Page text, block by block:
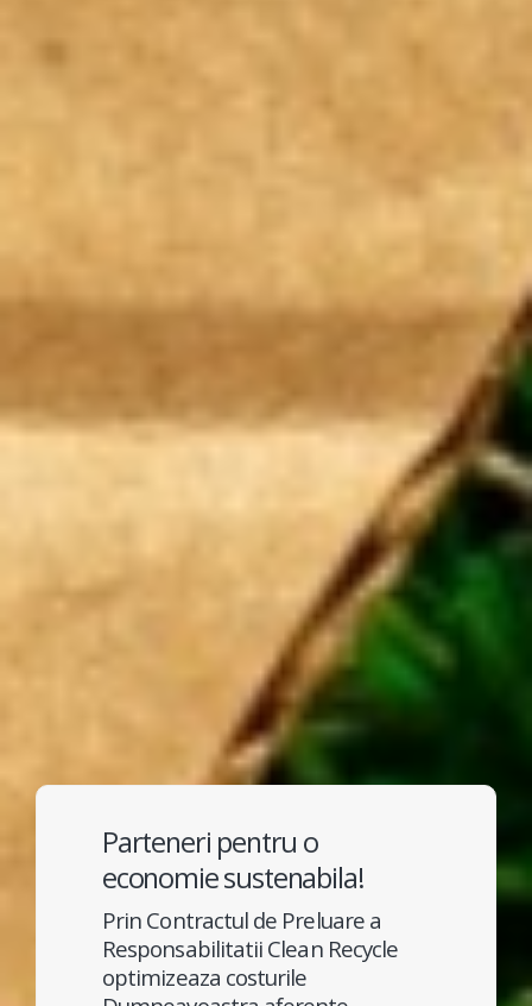
Parteneri pentru o
economie sustenabila!
Prin Contractul de Preluare a
Responsabilitatii Clean Recycle
optimizeaza costurile